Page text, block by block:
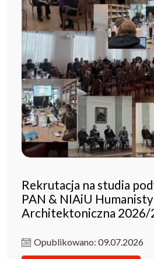
Rekrutacja na studia
PAN & NIAiU
Architektoniczna 2026/
Opublikowano: 09.07.2026